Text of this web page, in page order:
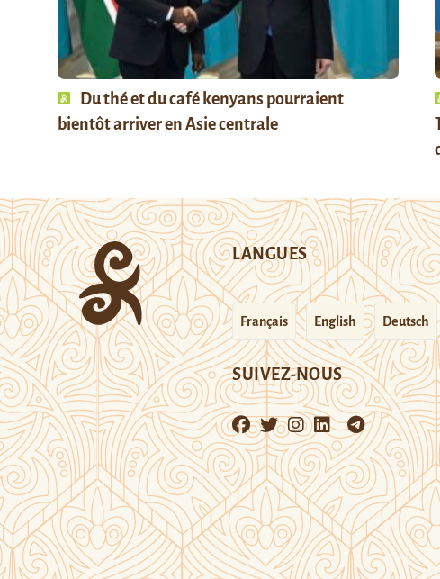
Du thé et du café kenyans pourraient
bientôt arriver en Asie centrale
LANGUES
Français English Deutsch
SUIVEZ-NOUS